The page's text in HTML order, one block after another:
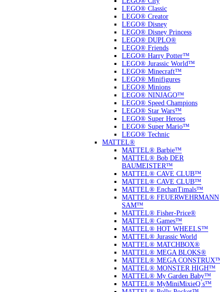
LEGO® Classic
LEGO® Creator
LEGO® Disney
LEGO® Disney Princess
LEGO® DUPLO®
LEGO® Friends
LEGO® Harry Potter™
LEGO® Jurassic World™
LEGO® Minecraft™
LEGO® Minifigures
LEGO® Minions
LEGO® NINJAGO™
LEGO® Speed Champions
LEGO® Star Wars™
LEGO® Super Heroes
LEGO® Super Mario™
LEGO® Technic
MATTEL®
MATTEL® Barbie™
MATTEL® Bob DER
BAUMEISTER™
MATTEL® CAVE CLUB™
MATTEL® CAVE CLUB™
MATTEL® EnchanTimals™
MATTEL® FEUERWEHRMANN
SAM™
MATTEL® Fisher-Price®
MATTEL® Games™
MATTEL® HOT WHEELS™
MATTEL® Jurassic World
MATTEL® MATCHBOX®
MATTEL® MEGA BLOKS®
MATTEL® MEGA
MATTEL® MONSTER HIGH™
MATTEL® My Garden Baby™
MATTEL® MyMiniMixieQ ́s™